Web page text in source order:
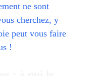
ne sont
cherchez, y
peut vous faire
!